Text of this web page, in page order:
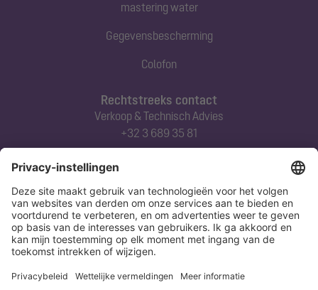
Rechtstreeks contact
Verkoop & Technisch Advies
+32 3 689 35 81
Abonneert u zich op onze nieuwsbrief
Nu aanmelden
mastering water
Gegevensbescherming
Colofon